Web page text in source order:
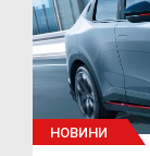
НОВИНИ